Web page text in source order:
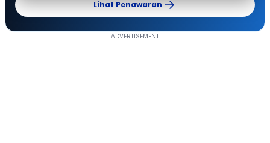
Lihat Penawaran